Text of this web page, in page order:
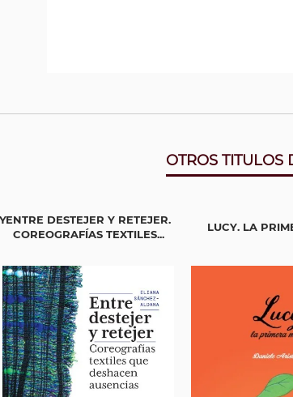
OTROS TITULOS
ENTRE DESTEJER Y RETEJER.
COREOGRAFÍAS TEXTILES...
LUCY. LA